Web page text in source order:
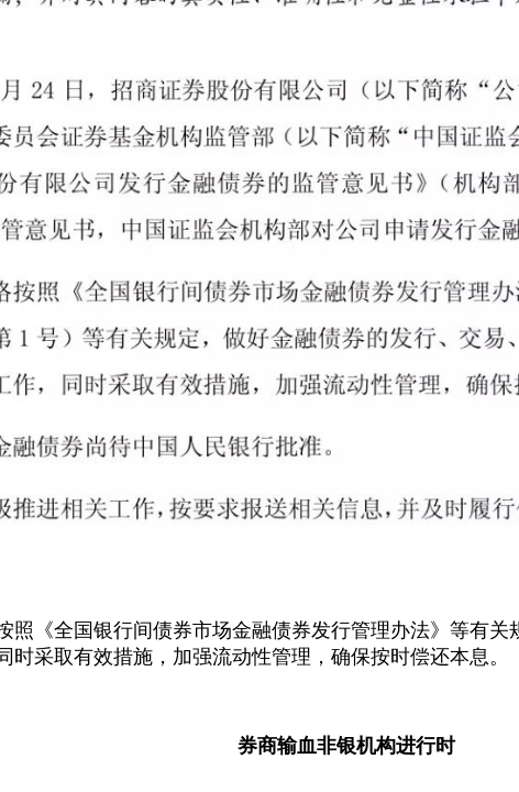
照《全国银行间债券市场金融债券发行管理办法》等有
时采取有效措施，加强流动性管理，确保按时偿还本息。
券商输血非银机构进行时